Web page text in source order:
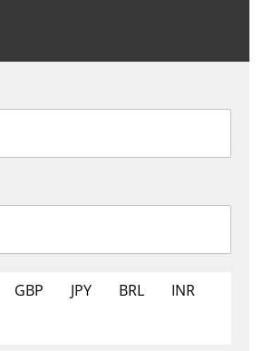
GBP JPY BRL
INR